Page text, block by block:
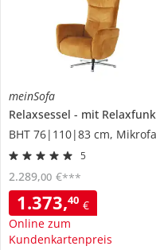
meinSofa
Relaxsessel
mit Relaxfunktion
5
1.373,40 €
Online zum
Kundenkartenpreis
2.289,00 €***